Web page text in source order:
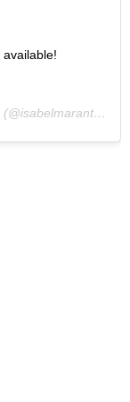
available!
(@isabelmarant) le